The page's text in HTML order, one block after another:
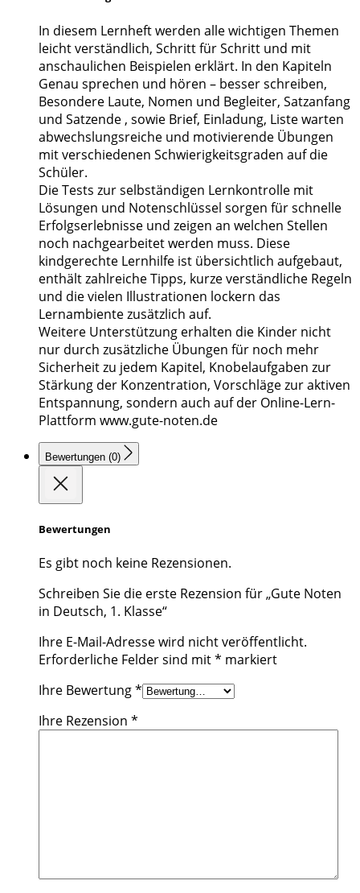
In diesem Lernheft werden alle wichtigen Themen
leicht verständlich, Schritt für Schritt und mit
anschaulichen Beispielen erklärt. In den Kapiteln
Genau sprechen und hören – besser schreiben,
Besondere Laute, Nomen und Begleiter, Satzanfang
und Satzende , sowie Brief, Einladung, Liste warten
abwechslungsreiche und motivierende Übungen
mit verschiedenen Schwierigkeitsgraden auf die
Schüler.
Die Tests zur selbständigen Lernkontrolle mit
Lösungen und Notenschlüssel sorgen für schnelle
Erfolgserlebnisse und zeigen an welchen Stellen
noch nachgearbeitet werden muss. Diese
kindgerechte Lernhilfe ist übersichtlich aufgebaut,
enthält zahlreiche Tipps, kurze verständliche Regeln
und die vielen Illustrationen lockern das
Lernambiente zusätzlich auf.
Weitere Unterstützung erhalten die Kinder nicht
nur durch zusätzliche Übungen für noch mehr
Sicherheit zu jedem Kapitel, Knobelaufgaben zur
Stärkung der Konzentration, Vorschläge zur aktiven
Entspannung, sondern auch auf der Online-Lern-
Plattform www.gute-noten.de
Bewertungen (0)
Bewertungen
Es gibt noch keine Rezensionen.
Schreiben Sie die erste Rezension für „Gute Noten
in Deutsch, 1. Klasse“
Ihre E-Mail-Adresse wird nicht veröffentlicht.
Erforderliche Felder sind mit* markiert
Ihre Bewertung*
Ihre Rezension *